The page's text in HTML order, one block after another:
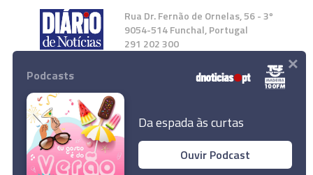
Chega defende que Alexandra Reis deve
Rua Dr. Fernão de Ornelas, 56 - 3º
9054-514 Funchal, Portugal
291 202 300
Instale a nossa App
© 2023 Empresa Diário de Notícias, Lda.
Podcasts
Da espada às curtas
Ouvir Podcast
×